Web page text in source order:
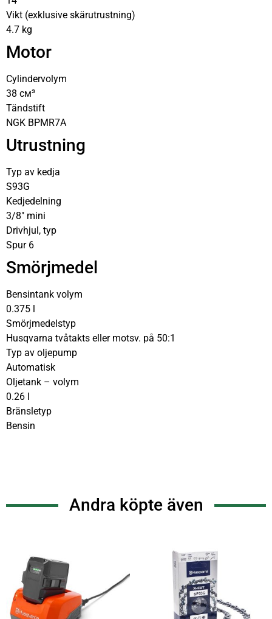
Vikt (exklusive skärutrustning)
4.7 kg
Motor
Cylindervolym
38 см³
Tändstift
NGK BPMR7A
Utrustning
Typ av kedja
S93G
Kedjedelning
3/8″ mini
Drivhjul, typ
Spur 6
Smörjmedel
Bensintank volym
0.375 l
Smörjmedelstyp
Husqvarna tvåtakts eller motsv. på 50:1
Typ av oljepump
Automatisk
Oljetank – volym
0.26 l
Bränsletyp
Bensin
Andra köpte även